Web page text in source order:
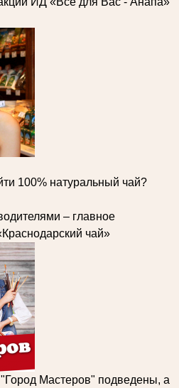
100% натуральный чай?
– главное
чай»
"Город Мастеров" подведены, а